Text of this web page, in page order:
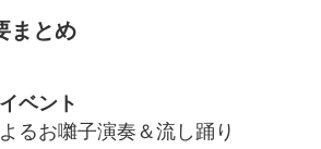
まとめ
ベント
るお囃子演奏＆流し踊り